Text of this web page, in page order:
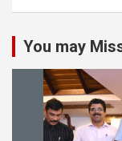
You may